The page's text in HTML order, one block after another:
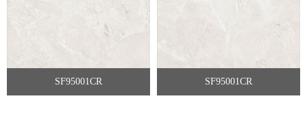
SF95001CR SF95001CR